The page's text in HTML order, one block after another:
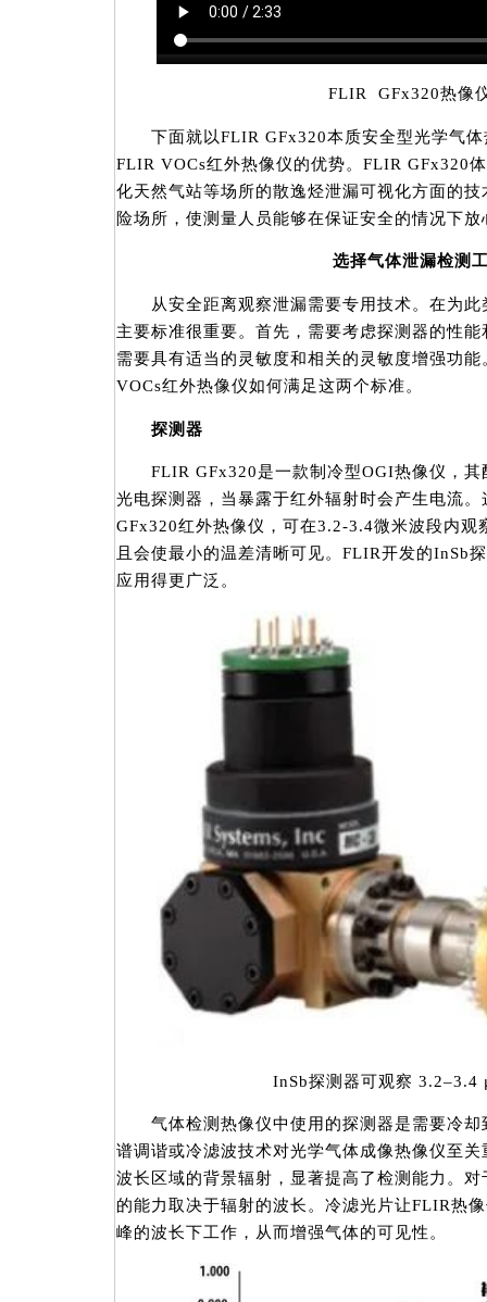
FLIR GFx320热像仪
下面就以FLIR GFx320本质安全型光学气体
FLIR VOCs红外热像仪的优势。FLIR GFx320
化天然气站等场所的散逸烃泄漏可视化方面的
险场所，使测量人员能够在保证安全的情况下放
选择气体泄漏检测
从安全距离观察泄漏需要专用技术。在为此
主要标准很重要。首先，需要考虑探测器的性
需要具有适当的灵敏度和相关的灵敏度增强功
VOCs红外热像仪如何满足这两个标准。
探测器
FLIR GFx320是一款制冷型OGI热像仪，其
光电探测器，当暴露于红外辐射时会产生电流
GFx320红外热像仪，可在3.2-3.4微米波段内观
且会使最小的温差清晰可见。FLIR开发的InSb
应用得更广泛。
InSb探测器可观察 3.2–3.4
气体检测热像仪中使用的探测器是需要冷却
谱调谐或冷滤波技术对光学气体成像热像仪至
波长区域的背景辐射，显著提高了检测能力。
的能力取决于辐射的波长。冷滤光片让FLIR热
峰的波长下工作，从而增强气体的可见性。